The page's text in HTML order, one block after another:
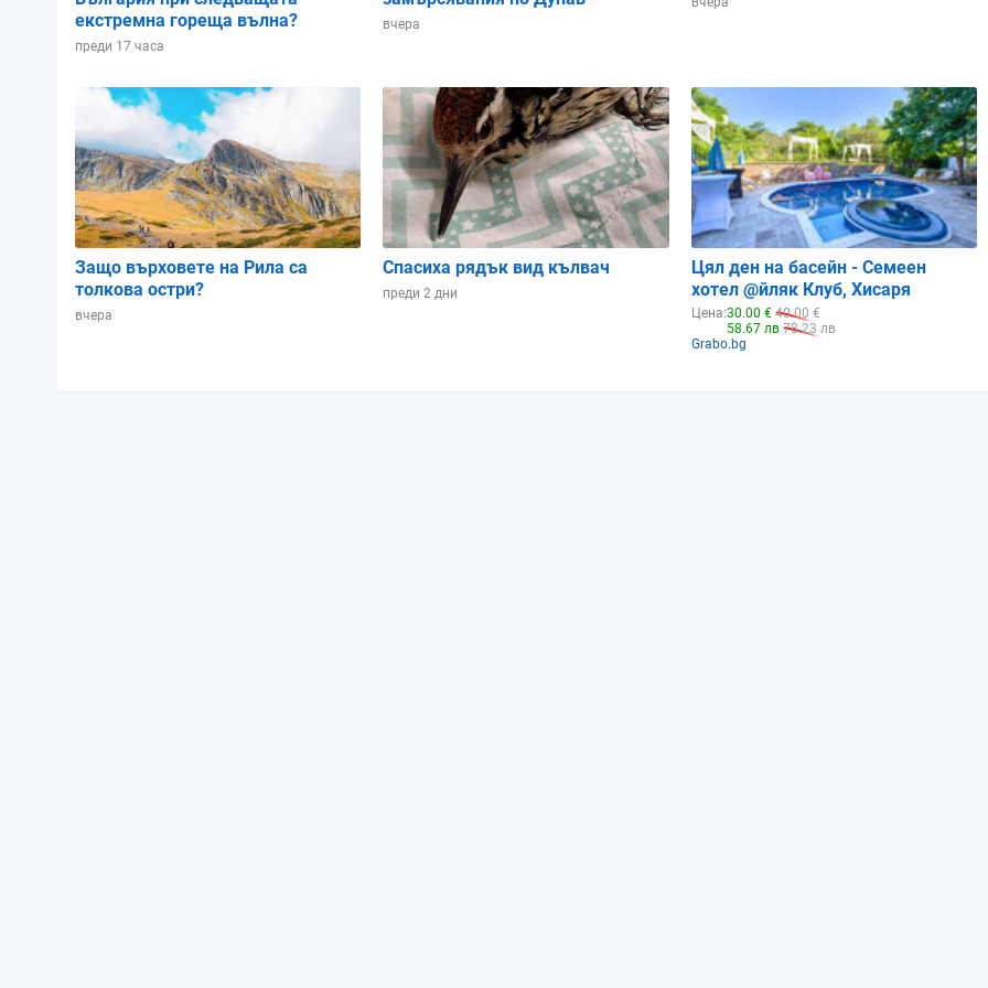
екстремна гореща вълна?
преди 17 часа
вчера
Защо върховете на Рила са
толкова остри?
вчера
Спасиха рядък вид кълвач
преди 2 дни
Цял ден на басейн - Семеен
хотел @йляк Клуб, Хисаря
Цена:30.00 € 40.00 €
58.67 лв 78.23 лв
Grabo.bg